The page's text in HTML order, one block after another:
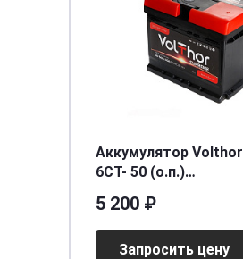
Аккумулятор
6СТ- 50 (о.п.)
[д207ш175в190/450]
5 200 ₽
Запросить цену